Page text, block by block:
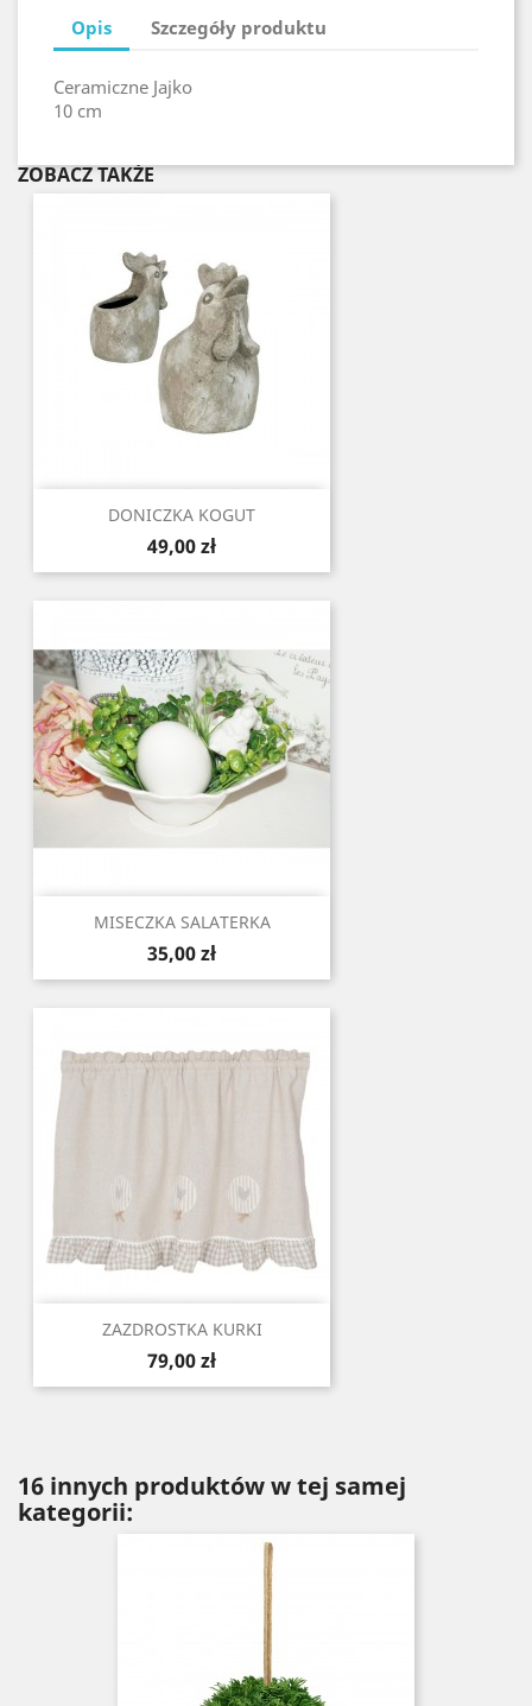
Opis Szczegóły produktu
Ceramiczne Jajko
10 cm
ZOBACZ TAKŻE
DONICZKA KOGUT
Cena
49,00 zł
MISECZKA SALATERKA
Cena
35,00 zł
ZAZDROSTKA KURKI
Cena
79,00 zł
16 innych produktów w tej samej
kategorii: